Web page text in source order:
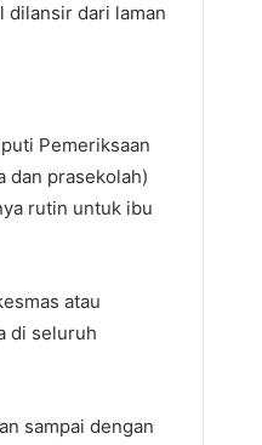
dilansir dari laman
Pemeriksaan
dan prasekolah)
rutin untuk ibu
atau
di seluruh
sampai dengan